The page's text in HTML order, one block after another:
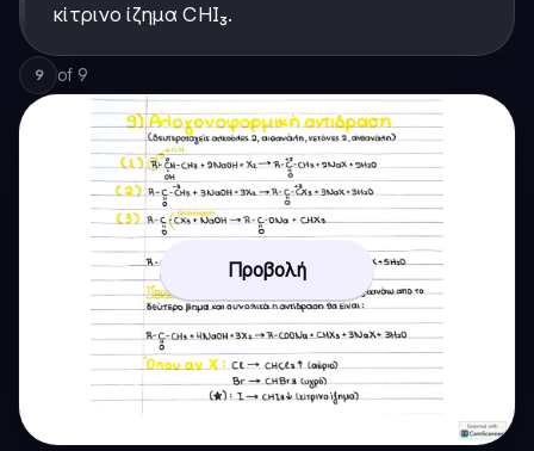
κίτρινο ίζημα CHI₃.
9 of 9
Προβολή